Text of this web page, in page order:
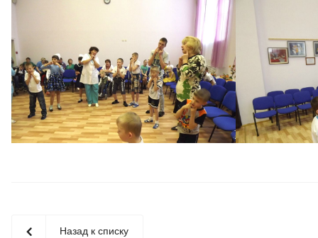
Назад к списку